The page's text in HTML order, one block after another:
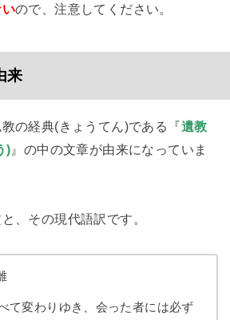
ので、注意してください。
来
教の経典(きょうてん)である『遺教
) 』の中の文章が由来になっていま
、その現代語訳です。
て変わりゆき、会った者には必ず